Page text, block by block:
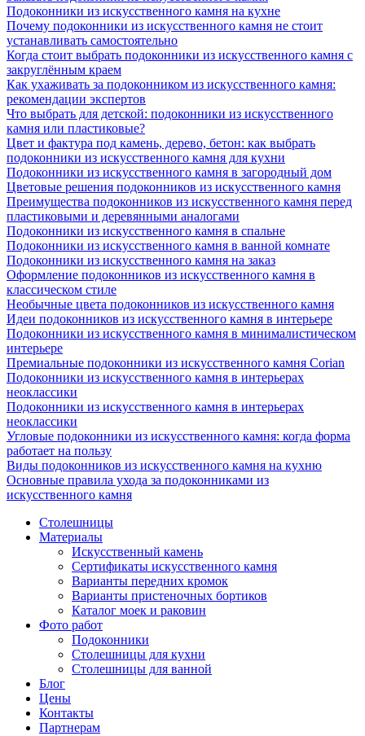
Подоконники из искусственного камня на кухне
Почему подоконники из искусственного камня не стоит
устанавливать самостоятельно
Когда стоит выбрать подоконники из искусственного камня с
закруглённым краем
Как ухаживать за подоконником из искусственного камня:
рекомендации экспертов
Что выбрать для детской: подоконники из искусственного
камня или пластиковые?
Цвет и фактура под камень, дерево, бетон: как выбрать
подоконники из искусственного камня для кухни
Подоконники из искусственного камня в загородный дом
Цветовые решения подоконников из искусственного камня
Преимущества подоконников из искусственного камня перед
пластиковыми и деревянными аналогами
Подоконники из искусственного камня в спальне
Подоконники из искусственного камня в ванной комнате
Подоконники из искусственного камня на заказ
Оформление подоконников из искусственного камня в
классическом стиле
Необычные цвета подоконников из искусственного камня
Идеи подоконников из искусственного камня в интерьере
Подоконники из искусственного камня в минималистическом
интерьере
Премиальные подоконники из искусственного камня Corian
Подоконники из искусственного камня в интерьерах
неоклассики
Подоконники из искусственного камня в интерьерах
неоклассики
Угловые подоконники из искусственного камня: когда форма
работает на пользу
Виды подоконников из искусственного камня на кухню
Основные правила ухода за подоконниками из
искусственного камня
Столешницы
Материалы
Искусственный камень
Сертификаты искусственного камня
Варианты передних кромок
Варианты пристеночных бортиков
Каталог моек и раковин
Фото работ
Подоконники
Столешницы для кухни
Столешницы для ванной
Блог
Цены
Контакты
Партнерам